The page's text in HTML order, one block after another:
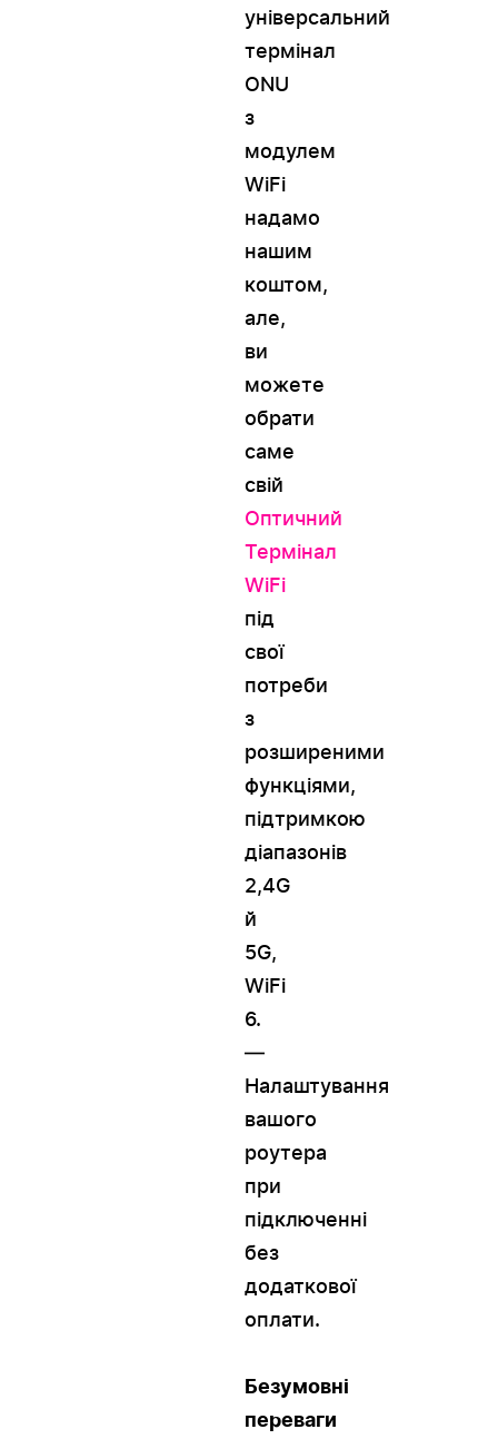
універсальний
термінал
ONU
з
модулем
WiFi
надамо
нашим
коштом,
але,
ви
можете
обрати
саме
свій
Оптичний
Термінал
WiFi
під
свої
потреби
з
розширеними
функціями,
підтримкою
діапазонів
2,4G
й
5G,
WiFi
6.
—
Налаштування
вашого
роутера
при
підключенні
без
додаткової
оплати.
Безумовні
переваги